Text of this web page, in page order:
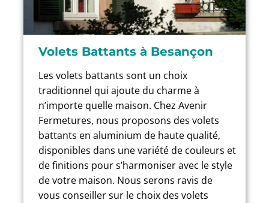
Volets Battants à Besançon
Les volets battants sont un choix
traditionnel qui ajoute du charme à
n’importe quelle maison. Chez Avenir
Fermetures, nous proposons des volets
battants en aluminium de haute qualité,
disponibles dans une variété de couleurs et
de finitions pour s’harmoniser avec le style
de votre maison. Nous serons ravis de
vous conseiller sur le choix des volets